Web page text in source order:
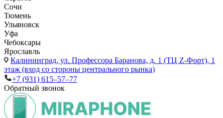
Сочи
Тюмень
Ульяновск
Уфа
Чебоксары
Ярославль
Калининград, ул. Профессора Баранова, д. 1 (ТЦ Z-Форт), 1
этаж (вход со стороны центрального рынка)
+7 (931) 615‒57‒77
Обратный звонок